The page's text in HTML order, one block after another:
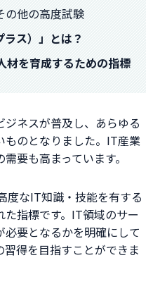
の他の高度試験
ス）」とは？
材を育成するための指標
ネスが普及し、あらゆる
のとなりました。IT産業
要も高まっています。
度なIT知識・技能を有する
指標です。IT領域のサー
要となるかを明確にして
得を目指すことができま